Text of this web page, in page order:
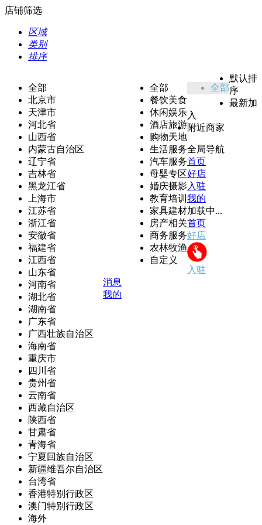
店铺筛选
区域
类别
排序
全部
北京市
天津市
河北省
山西省
内蒙古自治区
辽宁省
吉林省
黑龙江省
上海市
江苏省
浙江省
安徽省
福建省
江西省
山东省
河南省
湖北省
湖南省
广东省
广西壮族自治区
海南省
重庆市
四川省
贵州省
云南省
西藏自治区
陕西省
甘肃省
青海省
宁夏回族自治区
新疆维吾尔自治区
台湾省
香港特别行政区
澳门特别行政区
海外
全部
餐饮美食
休闲娱乐
酒店旅游
购物天地
生活服务
汽车服务
母婴专区
婚庆摄影
教育培训
家具建材
房产相关
商务服务
农林牧渔
自定义
全部
默认排
序
最新加
入
附近商家
全局导航
首页
好店
入驻
我的
加载中...
首页
好店
入驻
消息
我的